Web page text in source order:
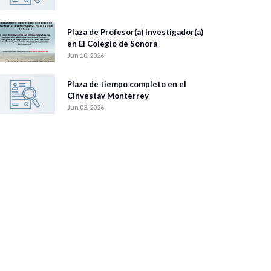
Plaza de Profesor(a) Investigador(a)
en El Colegio de Sonora
Jun 10, 2026
Plaza de tiempo completo en el
Cinvestav Monterrey
Jun 03, 2026